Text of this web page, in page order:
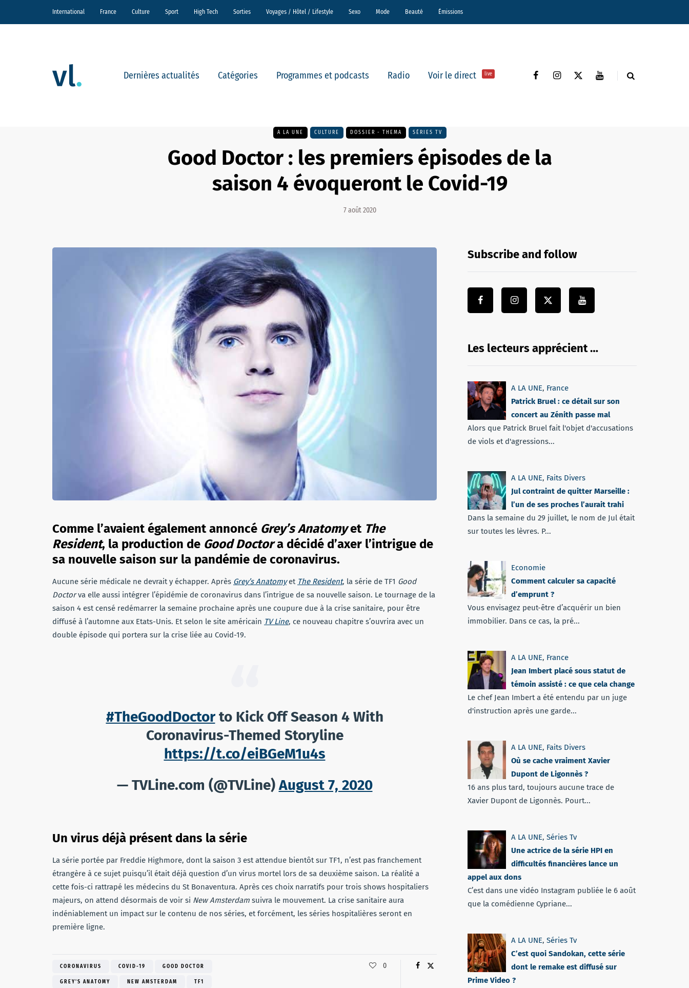
International France Culture Sport High Tech Sorties Voyages / Hôtel / Lifestyle Sexo Mode Beauté Émissions
Dernières actualités Catégories Programmes et podcasts Radio Voir le direct live
A LA UNE CULTURE DOSSIER - THEMA SÉRIES TV
Good Doctor : les premiers épisodes de la
saison 4 évoqueront le Covid-19
7 août 2020
Comme l’avaient également annoncé Grey’s Anatomyet The
Resident, la production de Good Doctora décidé d’axer l’intrigue de
sa nouvelle saison sur la pandémie de coronavirus.
Aucune série médicale ne devrait y échapper. Après Grey’s Anatomyet The Resident, la série de TF1 Good
Doctorva elle aussi intégrer l’épidémie de coronavirus dans l’intrigue de sa nouvelle saison. Le tournage de la
saison 4 est censé redémarrer la semaine prochaine après une coupure due à la crise sanitaire, pour être
diffusé à l’automne aux Etats-Unis. Et selon le site américain TV Line, ce nouveau chapitre s’ouvrira avec un
double épisode qui portera sur la crise liée au Covid-19.
#TheGoodDoctorto Kick Off Season 4 With
Coronavirus-Themed Storyline
https://t.co/eiBGeM1u4s
— TVLine.com (@TVLine) August 7, 2020
Un virus déjà présent dans la série
La série portée par Freddie Highmore, dont la saison 3 est attendue bientôt sur TF1, n’est pas franchement
étrangère à ce sujet puisqu’il était déjà question d’un virus mortel lors de sa deuxième saison. La réalité a
cette fois-ci rattrapé les médecins du St Bonaventura. Après ces choix narratifs pour trois shows hospitaliers
majeurs, on attend désormais de voir si New Amsterdam suivra le mouvement. La crise sanitaire aura
indéniablement un impact sur le contenu de nos séries, et forcément, les séries hospitalières seront en
première ligne.
CORONAVIRUS COVID-19 GOOD DOCTOR
GREY'S ANATOMY NEW AMSTERDAM TF1
0
Subscribe and follow
Les lecteurs apprécient …
A LA UNE, France
Patrick Bruel : ce détail sur son
concert au Zénith passe mal
Alors que Patrick Bruel fait l'objet d'accusations
de viols et d'agressions...
A LA UNE, Faits Divers
Jul contraint de quitter Marseille :
l’un de ses proches l’aurait trahi
Dans la semaine du 29 juillet, le nom de Jul était
sur toutes les lèvres. P...
Economie
Comment calculer sa capacité
d’emprunt ?
Vous envisagez peut-être d’acquérir un bien
immobilier. Dans ce cas, la pré...
A LA UNE, France
Jean Imbert placé sous statut de
témoin assisté : ce que cela change
Le chef Jean Imbert a été entendu par un juge
d'instruction après une garde...
A LA UNE, Faits Divers
Où se cache vraiment Xavier
Dupont de Ligonnès ?
16 ans plus tard, toujours aucune trace de
Xavier Dupont de Ligonnès. Pourt...
A LA UNE, Séries Tv
Une actrice de la série HPI en
difficultés financières lance un
appel aux dons
C’est dans une vidéo Instagram publiée le 6 août
que la comédienne Cypriane...
A LA UNE, Séries Tv
C’est quoi Sandokan, cette série
dont le remake est diffusé sur
Prime Video ?